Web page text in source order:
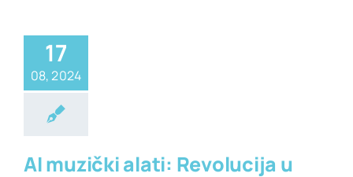
17
08, 2024
muzički alati
AI muzički alati: Revolucija u